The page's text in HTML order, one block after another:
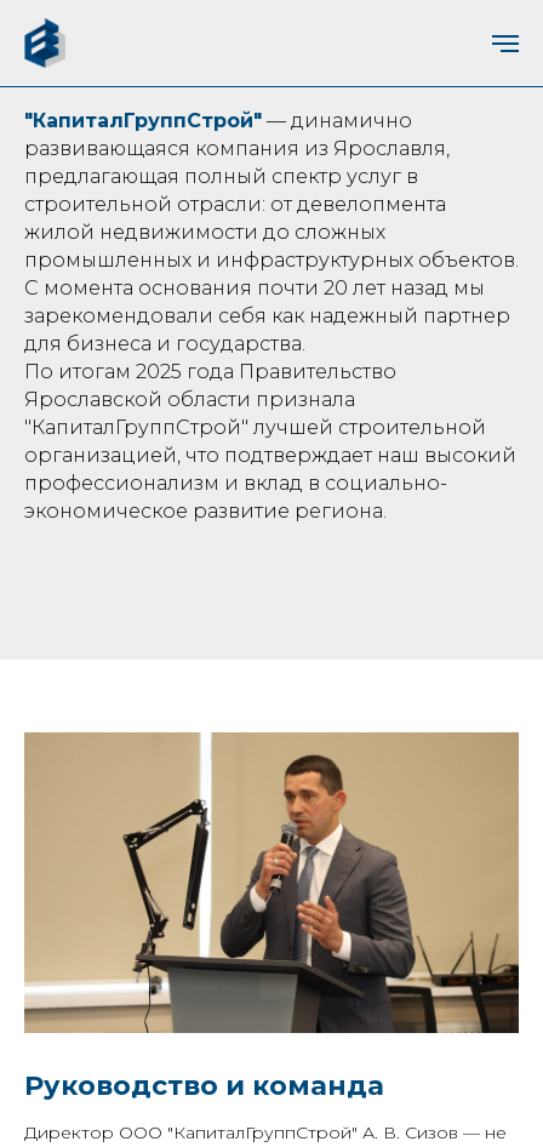
"КапиталГруппСтрой" — динамично
развивающаяся компания из Ярославля,
предлагающая полный спектр услуг в
строительной отрасли: от девелопмента
жилой недвижимости до сложных
промышленных и инфраструктурных объектов.
С момента основания почти 20 лет назад мы
зарекомендовали себя как надежный партнер
для бизнеса и государства.
По итогам 2025 года Правительство
Ярославской области признала
"КапиталГруппСтрой" лучшей строительной
организацией, что подтверждает наш высокий
профессионализм и вклад в социально-
экономическое развитие региона.
Руководство и команда
Директор ООО "КапиталГруппСтрой" А. В. Сизов — не